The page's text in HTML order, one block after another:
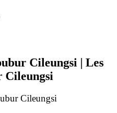
Cileungsi | Les
Cileungsi
Cileungsi